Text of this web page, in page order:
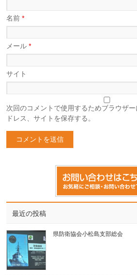
名前*
メール*
サイト
次回のコメントで使用するためブラウザ
ドレス、サイトを保存する。
最近の投稿
県防衛協会小松島支部総会